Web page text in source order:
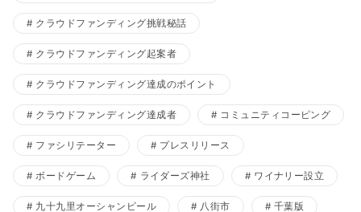
クラウドファンディング挑戦秘話
クラウドファンディング起案者
クラウドファンディング達成のポイント
クラウドファンディング達成者 コミュニティコーピング
ファシリテーター プレスリリース
ボードゲーム ライダーズ神社 ワイナリー設立
九十九里オーシャンビール 八街市 千葉版